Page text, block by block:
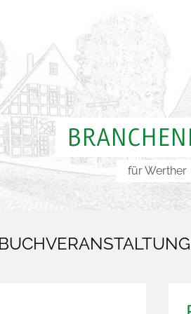
für Werther